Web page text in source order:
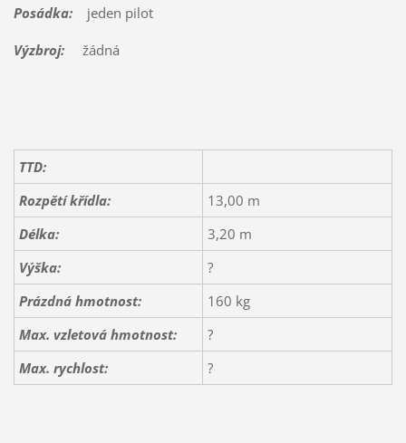
Posádka:jeden pilot
Výzbroj:žádná
TTD:
Rozpětí křídla:
13,00 m
Délka:
3,20 m
Výška:
?
Prázdná hmotnost:
160 kg
Max. vzletová hmotnost:
?
Max. rychlost:
?